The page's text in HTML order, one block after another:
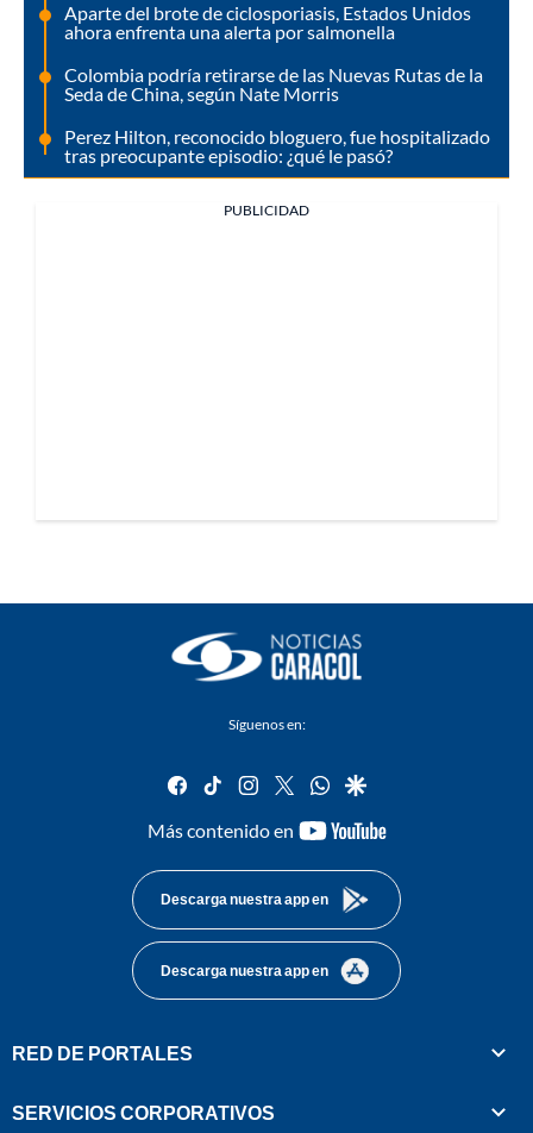
Aparte del brote de ciclosporiasis, Estados Unidos
ahora enfrenta una alerta por salmonella
Colombia podría retirarse de las Nuevas Rutas de la
Seda de China, según Nate Morris
Perez Hilton, reconocido bloguero, fue hospitalizado
tras preocupante episodio: ¿qué le pasó?
PUBLICIDAD
Síguenos en:
facebook
tiktok instagram
twitterwhatsapp
google
Más contenido en
youtube-
Descarga nuestra app en
Descarga nuestra app en
RED DE PORTALES
SERVICIOS CORPORATIVOS